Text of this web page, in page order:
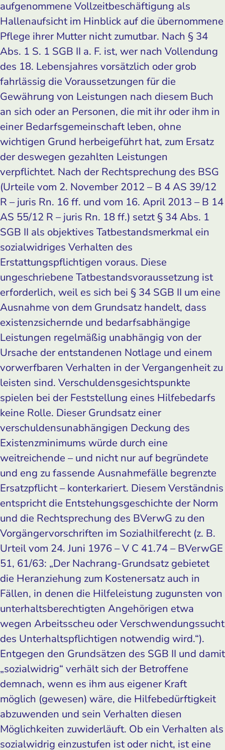
aufgenommene Vollzeitbeschäftigung als
Hallenaufsicht im Hinblick auf die übernommene
Pflege ihrer Mutter nicht zumutbar. Nach § 34
Abs. 1 S. 1 SGB II a. F. ist, wer nach Vollendung
des 18. Lebensjahres vorsätzlich oder grob
fahrlässig die Voraussetzungen für die
Gewährung von Leistungen nach diesem Buch
an sich oder an Personen, die mit ihr oder ihm in
einer Bedarfsgemeinschaft leben, ohne
wichtigen Grund herbeigeführt hat, zum Ersatz
der deswegen gezahlten Leistungen
verpflichtet. Nach der Rechtsprechung des BSG
(Urteile vom 2. November 2012 – B 4 AS 39/12
R – juris Rn. 16 ff. und vom 16. April 2013 – B 14
AS 55/12 R – juris Rn. 18 ff.) setzt § 34 Abs. 1
SGB II als objektives Tatbestandsmerkmal ein
sozialwidriges Verhalten des
Erstattungspflichtigen voraus. Diese
ungeschriebene Tatbestandsvoraussetzung ist
erforderlich, weil es sich bei § 34 SGB II um eine
Ausnahme von dem Grundsatz handelt, dass
existenzsichernde und bedarfsabhängige
Leistungen regelmäßig unabhängig von der
Ursache der entstandenen Notlage und einem
vorwerfbaren Verhalten in der Vergangenheit zu
leisten sind. Verschuldensgesichtspunkte
spielen bei der Feststellung eines Hilfebedarfs
keine Rolle. Dieser Grundsatz einer
verschuldensunabhängigen Deckung des
Existenzminimums würde durch eine
weitreichende – und nicht nur auf begründete
und eng zu fassende Ausnahmefälle begrenzte
Ersatzpflicht – konterkariert. Diesem Verständnis
entspricht die Entstehungsgeschichte der Norm
und die Rechtsprechung des BVerwG zu den
Vorgängervorschriften im Sozialhilferecht (z. B.
Urteil vom 24. Juni 1976 – V C 41.74 – BVerwGE
51, 61/63: „Der Nachrang-Grundsatz gebietet
die Heranziehung zum Kostenersatz auch in
Fällen, in denen die Hilfeleistung zugunsten von
unterhaltsberechtigten Angehörigen etwa
wegen Arbeitsscheu oder Verschwendungssucht
des Unterhaltspflichtigen notwendig wird.“).
Entgegen den Grundsätzen des SGB II und damit
„sozialwidrig“ verhält sich der Betroffene
demnach, wenn es ihm aus eigener Kraft
möglich (gewesen) wäre, die Hilfebedürftigkeit
abzuwenden und sein Verhalten diesen
Möglichkeiten zuwiderläuft. Ob ein Verhalten als
sozialwidrig einzustufen ist oder nicht, ist eine